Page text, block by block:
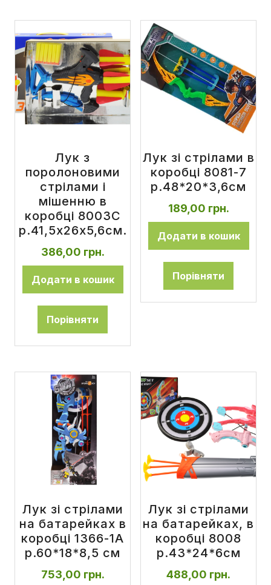
Лук з
поролоновими
стрілами і
мішенню в
коробці 8003C
р.41,5х26х5,6см.
386,00 грн.
Додати в кошик
Порівняти
Лук зі стрілами в
коробці 8081-7
р.48*20*3,6см
189,00 грн.
Додати в кошик
Порівняти
Лук зі стрілами
на батарейках в
коробці 1366-1A
р.60*18*8,5 см
753,00 грн.
Лук зі стрілами
на батарейках, в
коробці 8008
р.43*24*6см
488,00 грн.